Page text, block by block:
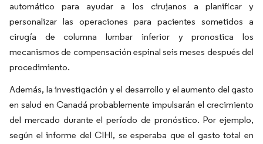
automático para ayudar a los cirujanos a planificar y
personalizar las operaciones para pacientes sometidos a
cirugía de columna lumbar inferior y pronostica los
mecanismos de compensación espinal seis meses después del
procedimiento.
Además, la investigación y el desarrollo y el aumento del gasto
en salud en Canadá probablemente impulsarán el crecimiento
del mercado durante el período de pronóstico. Por ejemplo,
según el informe del CIHI, se esperaba que el gasto total en